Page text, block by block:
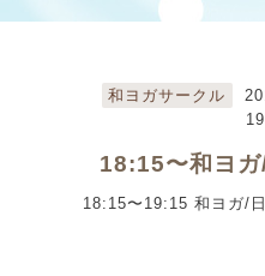
和ヨガサークル
18:15〜和ヨ
18:15〜19:15 和ヨガ/